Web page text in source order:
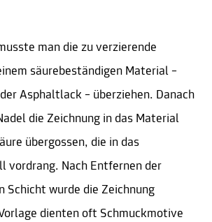
man die zu verzierende
säurebeständigen Material –
Asphaltlack – überziehen. Danach
die Zeichnung in das Material
übergossen, die in das
vordrang. Nach Entfernen der
Schicht wurde die Zeichnung
dienten oft Schmuckmotive